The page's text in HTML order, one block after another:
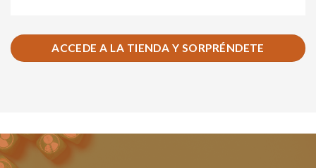
ACCEDE A LA TIENDA Y SORPRÉNDETE